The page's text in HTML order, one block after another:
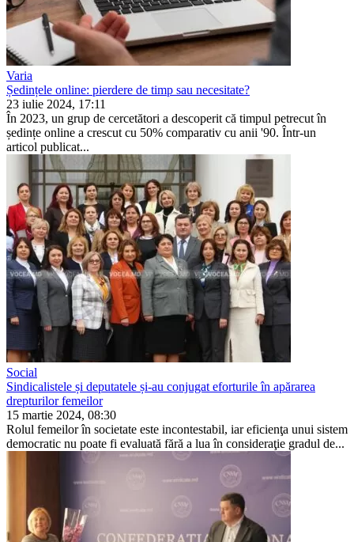
Varia
Ședințele online: pierdere de timp sau necesitate?
23 iulie 2024, 17:11
În 2023, un grup de cercetători a descoperit că timpul petrecut în
ședințe online a crescut cu 50% comparativ cu anii '90. Într-un
articol publicat...
Social
Sindicalistele și deputatele și-au conjugat eforturile în apărarea
drepturilor femeilor
15 martie 2024, 08:30
Rolul femeilor în societate este incontestabil, iar eficienţa unui sis­tem
democratic nu poate fi evaluată fără a lua în consideraţie gradul de...